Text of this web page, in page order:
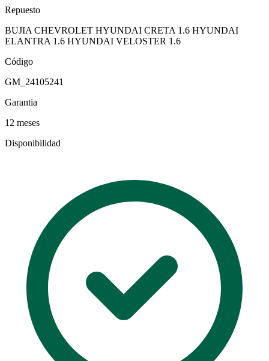
Repuesto
BUJIA CHEVROLET HYUNDAI CRETA 1.6 HYUNDAI
ELANTRA 1.6 HYUNDAI VELOSTER 1.6
Código
GM_24105241
Garantia
12 meses
Disponibilidad